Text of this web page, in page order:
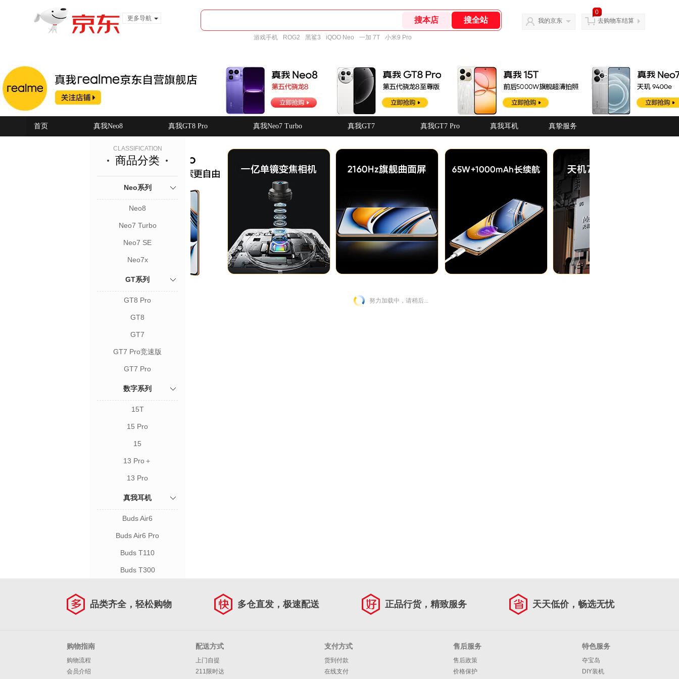
更多导航
游戏手机 ROG2 黑鲨3 iQOO Neo 一加 7T 小米9 Pro
我的京东
0
去购物车结算
首页 真我Neo8 真我GT8 Pro 真我Neo7 Turbo 真我GT7 真我GT7 Pro 真我耳机 真挚服务
CLASSIFICATION
商品分类
Neo系列
Neo8
Neo7 Turbo
Neo7 SE
Neo7x
GT系列
GT8 Pro
GT8
GT7
GT7 Pro竞速版
GT7 Pro
数字系列
15T
15 Pro
15
13 Pro＋
13 Pro
真我耳机
Buds Air6
Buds Air6 Pro
Buds T110
Buds T300
努力加载中，请稍后...
品类齐全，轻松购物 多仓直发，极速配送 正品行货，精致服务 天天低价，畅选无忧
购物指南
购物流程
会员介绍
配送方式
上门自提
211限时达
支付方式
货到付款
在线支付
售后服务
售后政策
价格保护
特色服务
夺宝岛
DIY装机